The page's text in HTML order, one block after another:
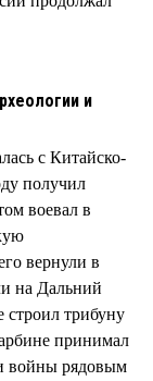
и
с Китайско-
получил
воевал в
вернули в
на Дальний
строил трибуну
принимал
войны рядовым